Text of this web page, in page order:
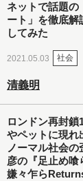
ネットで話題の
ート」を徹底解
してみた
2021.05.03 社会
清義明
ロンドン再封鎖
やペットに現れ
ノーマル社会
彦の『足止め喰
嫌々乍ら